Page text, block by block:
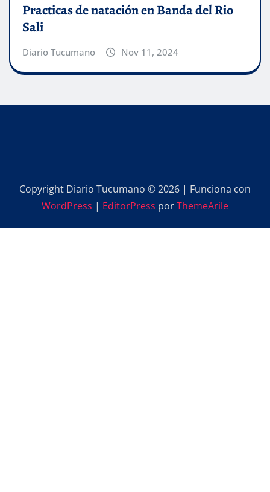
Practicas de natación en Banda del Rio
Sali
Diario Tucumano Nov 11, 2024
Copyright Diario Tucumano © 2026 | Funciona con
WordPress | EditorPress porThemeArile